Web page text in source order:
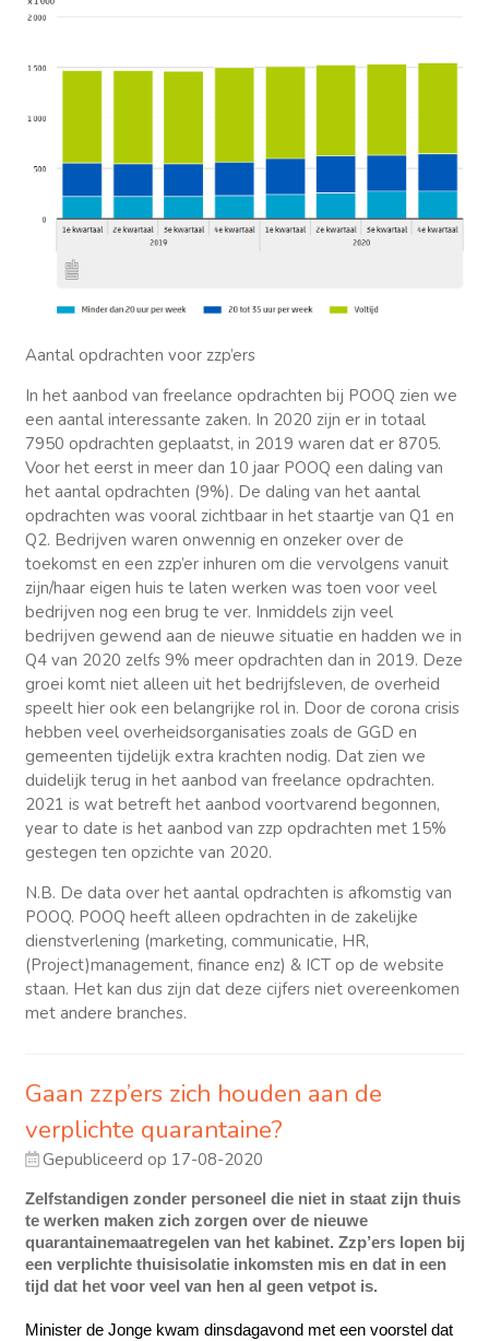
Aantal opdrachten voor zzp’ers
In het aanbod van freelance opdrachten bij POOQ zien we
een aantal interessante zaken. In 2020 zijn er in totaal
7950 opdrachten geplaatst, in 2019 waren dat er 8705.
Voor het eerst in meer dan 10 jaar POOQ een daling van
het aantal opdrachten (9%). De daling van het aantal
opdrachten was vooral zichtbaar in het staartje van Q1 en
Q2. Bedrijven waren onwennig en onzeker over de
toekomst en een zzp’er inhuren om die vervolgens vanuit
zijn/haar eigen huis te laten werken was toen voor veel
bedrijven nog een brug te ver. Inmiddels zijn veel
bedrijven gewend aan de nieuwe situatie en hadden we in
Q4 van 2020 zelfs 9% meer opdrachten dan in 2019. Deze
groei komt niet alleen uit het bedrijfsleven, de overheid
speelt hier ook een belangrijke rol in. Door de corona crisis
hebben veel overheidsorganisaties zoals de GGD en
gemeenten tijdelijk extra krachten nodig. Dat zien we
duidelijk terug in het aanbod van freelance opdrachten.
2021 is wat betreft het aanbod voortvarend begonnen,
year to date is het aanbod van zzp opdrachten met 15%
gestegen ten opzichte van 2020.
N.B. De data over het aantal opdrachten is afkomstig van
POOQ. POOQ heeft alleen opdrachten in de zakelijke
dienstverlening (marketing, communicatie, HR,
(Project)management, finance enz) & ICT op de website
staan. Het kan dus zijn dat deze cijfers niet overeenkomen
met andere branches.
Gaan zzp’ers zich houden aan de
verplichte quarantaine?
Gepubliceerd op 17-08-2020
Zelfstandigen zonder personeel die niet in staat zijn thuis
te werken maken zich zorgen over de nieuwe
quarantainemaatregelen van het kabinet. Zzp’ers lopen bij
een verplichte thuisisolatie inkomsten mis en dat in een
tijd dat het voor veel van hen al geen vetpot is.
Minister de Jonge kwam dinsdagavond met een voorstel dat